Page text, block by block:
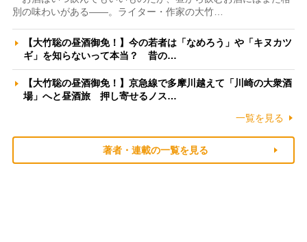
別の味わいがある――。ライター・作家の大竹…
【大竹聡の昼酒御免！】今の若者は「なめろう」や「キヌカツ
ギ」を知らないって本当？ 昔の…
【大竹聡の昼酒御免！】京急線で多摩川越えて「川崎の大衆酒
場」へと昼酒旅 押し寄せるノス…
一覧を見る
著者・連載の一覧を見る